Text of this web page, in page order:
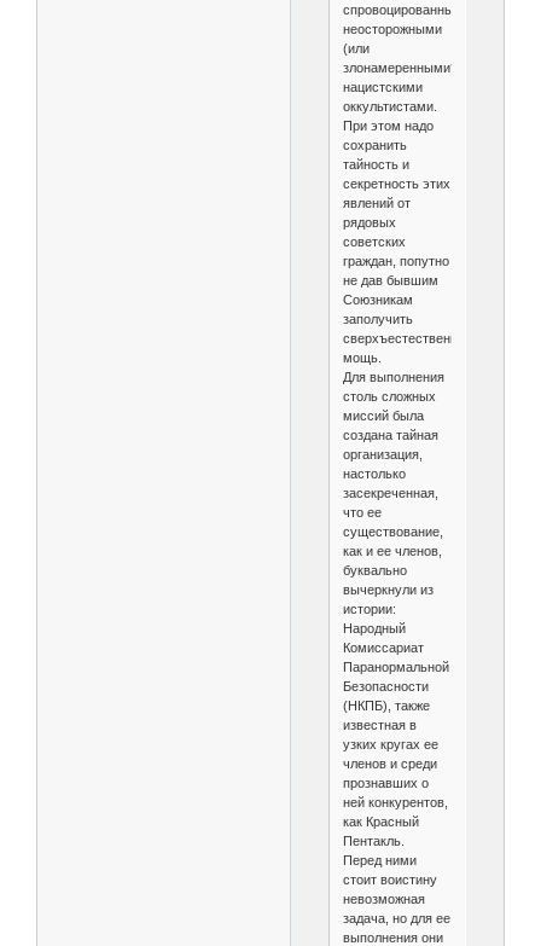
спровоцированных
неосторожными
(или
злонамеренными?)
нацистскими
оккультистами.
При этом надо
сохранить
тайность и
секретность этих
явлений от
рядовых
советских
граждан, попутно
не дав бывшим
Союзникам
заполучить
сверхъестественную
мощь.
Для выполнения
столь сложных
миссий была
создана тайная
организация,
настолько
засекреченная,
что ее
существование,
как и ее членов,
буквально
вычеркнули из
истории:
Народный
Комиссариат
Паранормальной
Безопасности
(НКПБ), также
известная в
узких кругах ее
членов и среди
прознавших о
ней конкурентов,
как Красный
Пентакль.
Перед ними
стоит воистину
невозможная
задача, но для ее
выполнения они